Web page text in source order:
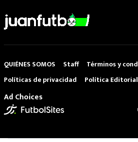
QUIÉNES SOMOS Staff
Términos y
Políticas de privacidad
Política Editorial
Ad Choices